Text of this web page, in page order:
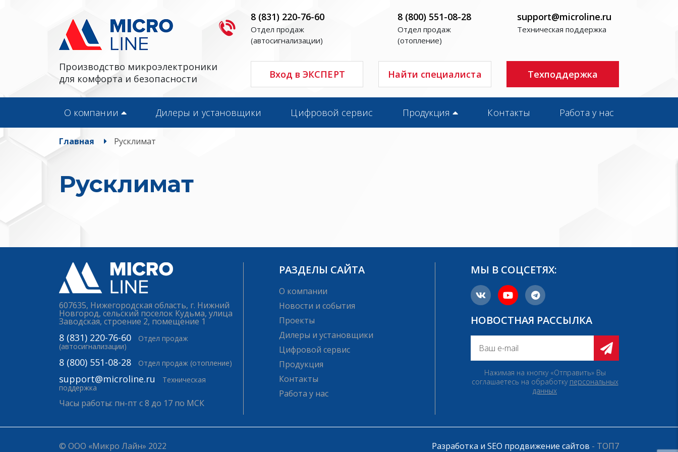
Производство микроэлектроники
для комфорта и безопасности
8 (831) 220-76-60
Отдел продаж
(автосигнализации)
8 (800) 551-08-28
Отдел продаж
(отопление)
support@microline.ru
Техническая поддержка
Вход в ЭКСПЕРТ Найти специалиста Техподдержка
О компании Дилеры и установщики Цифровой сервис Продукция Контакты Работа у нас
Главная Русклимат
Русклимат
607635, Нижегородская область, г. Нижний
Новгород, сельский поселок Кудьма, улица
Заводская, строение 2, помещение 1
8 (831) 220-76-60
Отдел продаж
(автосигнализации)
8 (800) 551-08-28 Отдел продаж (отопление)
support@microline.ru
Техническая
поддержка
Часы работы: пн-пт с 8 до 17 по МСК
РАЗДЕЛЫ САЙТА
О компании
Новости и события
Проекты
Дилеры и установщики
Цифровой сервис
Продукция
Контакты
Работа у нас
МЫ В СОЦСЕТЯХ:
НОВОСТНАЯ РАССЫЛКА
Нажимая на кнопку «Отправить» Вы
соглашаетесь на обработку персональных
данных
© ООО «Микро Лайн» 2022 Разработка и SEO продвижение сайтов - ТОП7